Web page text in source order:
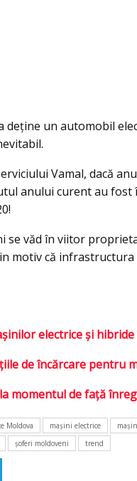
un automobil
Vamal, dacă
anului curent au
văd în viitor
motiv că
electrice şi
de încărcare pentru
momentul de faţă
Moldova maşini electrice
șoferi moldoveni trend